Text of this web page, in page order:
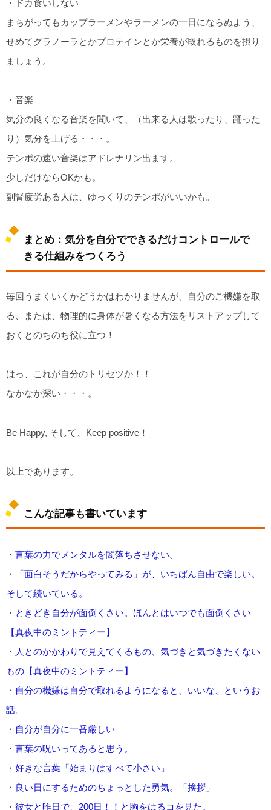
・ドカ食いしない
まちがってもカップラーメンやラーメンの一日にならぬよう、
せめてグラノーラとかプロテインとか栄養が取れるものを摂り
ましょう。
・音楽
気分の良くなる音楽を聞いて、（出来る人は歌ったり、踊った
り）気分を上げる・・・。
テンポの速い音楽はアドレナリン出ます。
少しだけならOKかも。
副腎疲労ある人は、ゆっくりのテンポがいいかも。
まとめ：気分を自分でできるだけコントロールで
きる仕組みをつくろう
毎回うまくいくかどうかはわかりませんが、自分のご機嫌を取
る、または、物理的に身体が暑くなる方法をリストアップして
おくとのちのち役に立つ！
はっ、これが自分のトリセツか！！
なかなか深い・・・。
Be Happy, そして、Keep positive！
以上であります。
こんな記事も書いています
・ 言葉の力でメンタルを闇落ちさせない。
・
「面白そうだからやってみる」が、いちばん自由で楽しい。
そして続いている。
・ ときどき自分が面倒くさい。ほんとはいつでも面倒くさい
【真夜中のミントティー】
・ 人とのかかわりで見えてくるもの、気づきと気づきたくない
もの【真夜中のミントティー】
・ 自分の機嫌は自分で取れるようになると、いいな、というお
話。
・ 自分が自分に一番厳しい
・ 言葉の呪いってあると思う。
・ 好きな言葉「始まりはすべて小さい」
・ 良い日にするためのちょっとした勇気。「挨拶」
・ 彼女と昨日で、200日！！と胸をはるコを見た。